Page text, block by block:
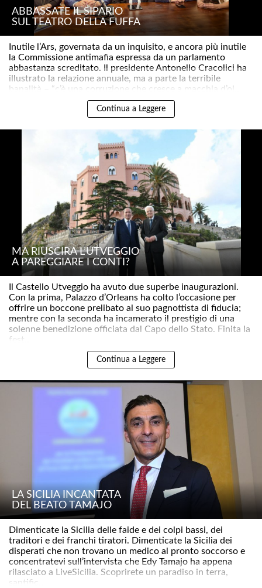
ABBASSATE IL SIPARIO
SUL TEATRO DELLA FUFFA
Inutile l’Ars, governata da un inquisito, e ancora più inutile
la Commissione antimafia espressa da un parlamento
abbastanza screditato. Il presidente Antonello Cracolici ha
illustrato la relazione annuale, ma a parte la terribile
banalità – “c’è una corruzione che cresce a macchia d’ol..
Continua a Leggere
MA RIUSCIRÀ L’UTVEGGIO
A PAREGGIARE I CONTI?
Il Castello Utveggio ha avuto due superbe inaugurazioni.
Con la prima, Palazzo d’Orleans ha colto l’occasione per
offrire un boccone prelibato al suo pagnottista di fiducia;
mentre con la seconda ha incamerato il prestigio di una
solenne benedizione officiata dal Capo dello Stato. Finita la
fest..
Continua a Leggere
LA SICILIA INCANTATA
DEL BEATO TAMAJO
Dimenticate la Sicilia delle faide e dei colpi bassi, dei
traditori e dei franchi tiratori. Dimenticate la Sicilia dei
disperati che non trovano un medico al pronto soccorso e
concentratevi sull’intervista che Edy Tamajo ha appena
rilasciato a LiveSicilia. Scoprirete un paradiso in terra,
santific..